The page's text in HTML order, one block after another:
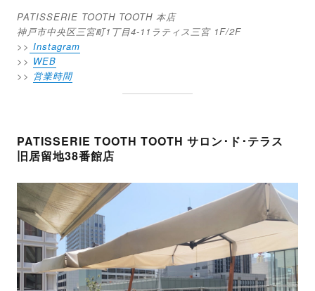
PATISSERIE TOOTH TOOTH 本店
神戸市中央区三宮町1丁目4-11ラティス三宮 1F/2F
>> Instagram
>> WEB
>> 営業時間
PATISSERIE TOOTH TOOTH サロン･ド･テラス
旧居留地38番館店